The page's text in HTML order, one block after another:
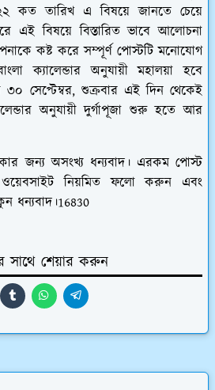
কত তারিখ এ বিষয়ে জানতে চেয়ে
এই বিষয়ে বিস্তারিত ভাবে আলোচনা
কষ্ট করে সম্পূর্ণ পোস্টটি মনোযোগ
ক্যালেন্ডার অনুযায়ী মহালয়া হবে
৩০ সেপ্টেম্বর, শুক্রবার এই দিন থেকেই
অনুযায়ী দুর্গাপূজা শুরু হতে আর
জন্য অসংখ্য ধন্যবাদ। এরকম পোস্ট
নিয়মিত ফলো করুন এবং
ধন্যবাদ।16830
সাথে শেয়ার করুন